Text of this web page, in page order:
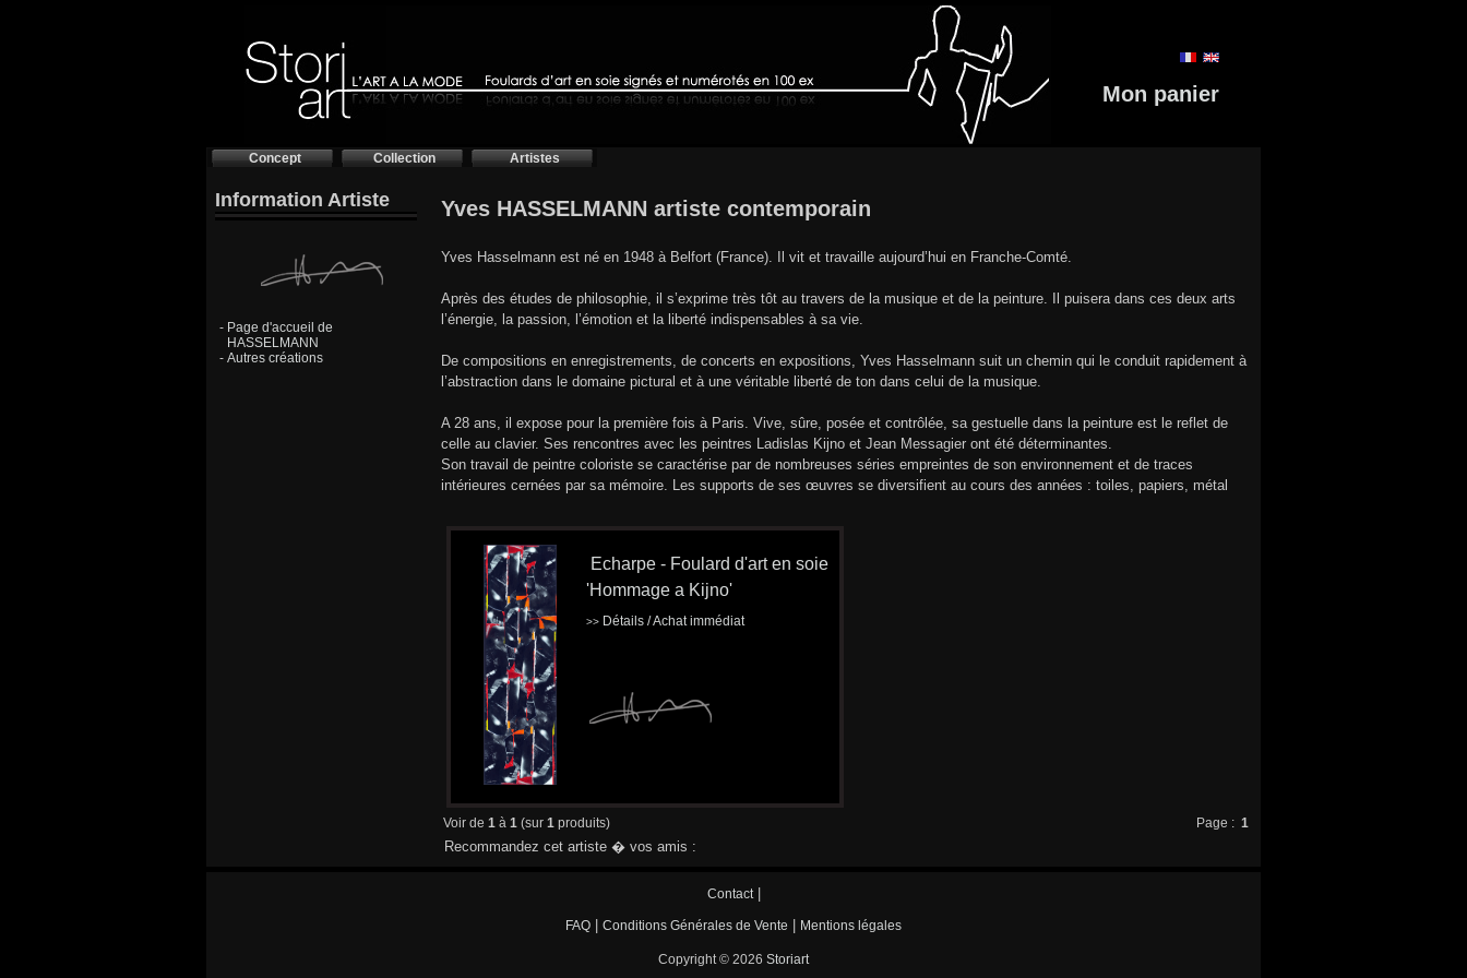
Mon panier
Concept Collection Artistes
Information Artiste
- Page d'accueil de
HASSELMANN
- Autres créations
Yves HASSELMANN artiste contemporain
Yves Hasselmann est né en 1948 à Belfort (France). Il vit et travaille aujourd’hui en Franche-Comté.
Après des études de philosophie, il s’exprime très tôt au travers de la musique et de la peinture. Il puisera dans ces deux arts
l’énergie, la passion, l’émotion et la liberté indispensables à sa vie.
De compositions en enregistrements, de concerts en expositions, Yves Hasselmann suit un chemin qui le conduit rapidement à
l’abstraction dans le domaine pictural et à une véritable liberté de ton dans celui de la musique.
A 28 ans, il expose pour la première fois à Paris. Vive, sûre, posée et contrôlée, sa gestuelle dans la peinture est le reflet de
celle au clavier. Ses rencontres avec les peintres Ladislas Kijno et Jean Messagier ont été déterminantes.
Son travail de peintre coloriste se caractérise par de nombreuses séries empreintes de son environnement et de traces
intérieures cernées par sa mémoire. Les supports de ses œuvres se diversifient au cours des années : toiles, papiers, métal
Echarpe - Foulard d'art en soie
'Hommage a Kijno'
>> Détails / Achat immédiat
Voir de 1 à 1 (sur 1 produits) Page : 1
Recommandez cet artiste � vos amis :
Contact|
FAQ Conditions Générales de Vente Mentions légales
Copyright © 2026 Storiart